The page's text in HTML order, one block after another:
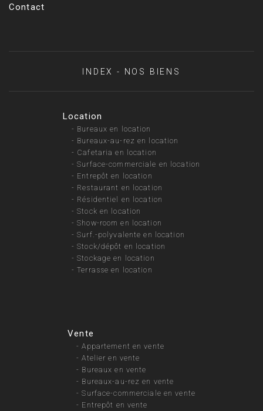
Contact
INDEX - NOS BIENS
Location
- Bureaux en location
- Bureaux-au-rez en location
- Cafetaria en location
-Surface-commerciale en location
- Entrepôt en location
- Restaurant en location
- Résidentiel en location
-Stock en location
-Show-room en location
-Surf.-polyvalente en location
-Stock/dépôt en location
-Stockage en location
-Terrasse en location
Vente
-Appartement en vente
-Atelier en vente
- Bureaux en vente
- Bureaux-au-rez en vente
-Surface-commerciale en vente
- Entrepôt en vente